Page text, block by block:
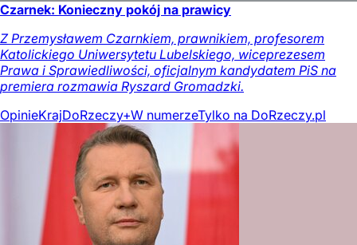
Czarnek: Konieczny pokój na prawicy
Z Przemysławem Czarnkiem, prawnikiem, profesorem
Katolickiego Uniwersytetu Lubelskiego, wiceprezesem
Prawa i Sprawiedliwości, oficjalnym kandydatem PiS na
premiera rozmawia Ryszard Gromadzki.
OpinieKrajDoRzeczy+W numerzeTylko na DoRzeczy.pl